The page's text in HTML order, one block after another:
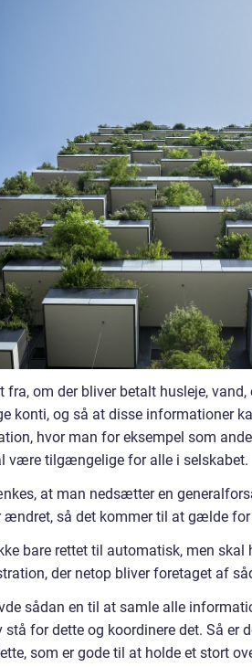
fra, om der bliver betalt husleje,
konti, og så at disse informationer
hvor man for eksempel som
være tilgængelige for alle i selskabet.
at man nedsætter en
ændret, så det kommer til at gælde
bare rettet til automatisk, men
der netop bliver foretaget af
sådan en til at samle alle
stå for dette og koordinere det. Så er
som er gode til at holde et stort